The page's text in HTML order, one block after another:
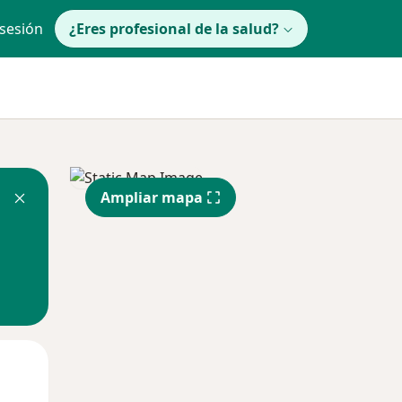
¿Eres profesional de la salud?
Ampliar mapa